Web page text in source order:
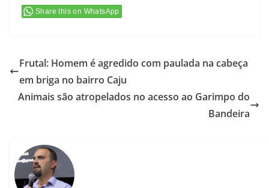
Share this on WhatsApp
Frutal: Homem é agredido com paulada na cabeça
em briga no bairro Caju
Animais são atropelados no acesso ao Garimpo do
Bandeira